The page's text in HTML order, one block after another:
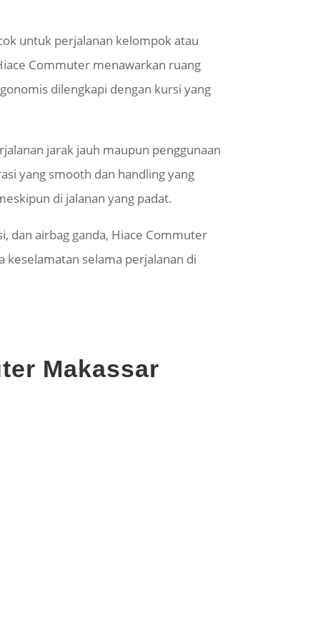
untuk perjalanan kelompok atau
Commuter menawarkan ruang
dilengkapi dengan kursi yang
jarak jauh maupun penggunaan
yang smooth dan handling yang
di jalanan yang padat.
dan airbag ganda, Hiace Commuter
selama perjalanan di
Makassar